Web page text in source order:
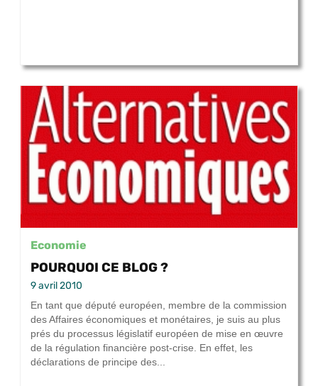
Economie
POURQUOI CE BLOG ?
9 avril 2010
En tant que député européen, membre de la commission
des Affaires économiques et monétaires, je suis au plus
prés du processus législatif européen de mise en œuvre
de la régulation financière post-crise. En effet, les
déclarations de principe des...